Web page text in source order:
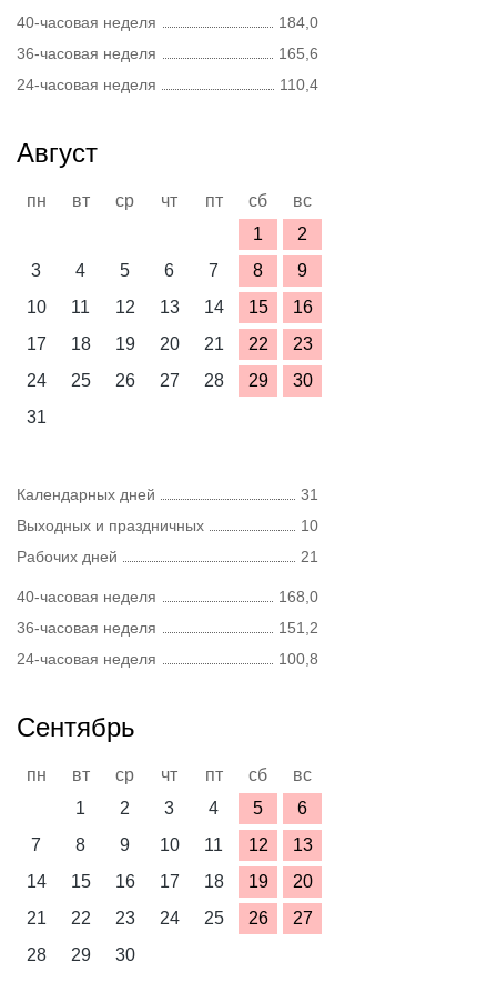
40-часовая неделя
184,0
36-часовая неделя
165,6
24-часовая неделя
110,4
Август
пн вт ср чт пт сб
вс
1
2
3
4 5 6 7 8
9
10
11 12 13 14 15
16
17
18 19 20 21 22
23
24
25 26 27 28 29
30
31
Календарных дней
31
Выходных и праздничных
10
Рабочих дней
21
40-часовая неделя
168,0
36-часовая неделя
151,2
24-часовая неделя
100,8
Сентябрь
пн вт ср чт пт сб
вс
1
2 3 4 5
6
7
8 9 10 11 12
13
14
15 16 17 18 19
20
21
22 23 24 25 26
27
28
29 30